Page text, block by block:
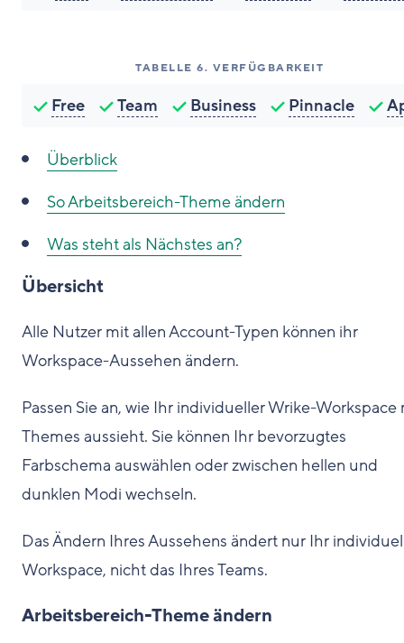
TABELLE 6. VERFÜGBARKEIT
Free Team Business Pinnacle
Überblick
SoArbeitsbereich-Theme ändern
Was steht als Nächstes an?
Übersicht
Alle Nutzer mit allen Account-Typen können ihr
Workspace-Aussehen ändern.
Passen Sie an, wie Ihr individueller Wrike-Workspace
Themes aussieht. Sie können Ihr bevorzugtes
Farbschema auswählen oder zwischen hellen und
dunklen Modi wechseln.
Das Ändern Ihres Aussehens ändert nur Ihr
Workspace, nicht das Ihres Teams.
Arbeitsbereich-Theme ändern